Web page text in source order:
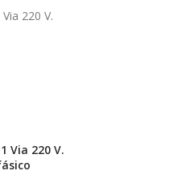
Via 220 V.